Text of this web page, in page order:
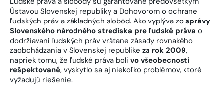
Ústavou Slovenskej republiky a Dohovorom o ochrane
ľudských práv a základných slobôd. Ako vyplýva zo správy
Slovenského národného strediska pre ľudské práva o
dodržiavaní ľudských práv vrátane zásady rovnakého
zaobchádzania v Slovenskej republike za rok 2009,
napriek tomu, že ľudské práva boli vo všeobecnosti
rešpektované, vyskytlo sa aj niekoľko problémov, ktoré
vyžadujú riešenie.